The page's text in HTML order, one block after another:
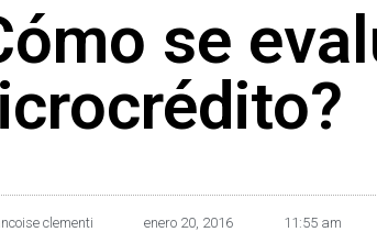
se
clementi enero 20, 2016 11:55 am